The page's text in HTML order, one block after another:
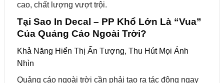
cao, chất lượng vượt trội.
Tại Sao In Decal – PP Khổ Lớn Là “Vua”
Của Quảng Cáo Ngoài Trời?
Khả Năng Hiển Thị Ấn Tượng, Thu Hút Mọi Ánh
Nhìn
Quảng cáo ngoài trời cần phải tạo ra tác động ngay